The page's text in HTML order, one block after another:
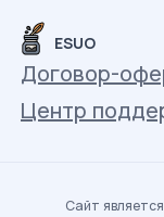
ESUO
Договор-
Центр
Сайт